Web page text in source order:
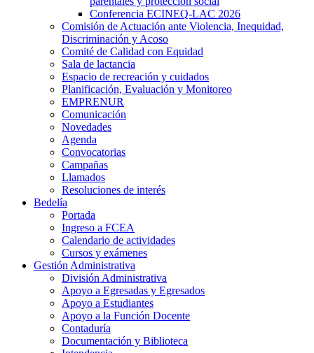
Conferencia ECINEQ-LAC 2026
Comisión de Actuación ante Violencia, Inequidad,
Discriminación y Acoso
Comité de Calidad con Equidad
Sala de lactancia
Espacio de recreación y cuidados
Planificación, Evaluación y Monitoreo
EMPRENUR
Comunicación
Novedades
Agenda
Convocatorias
Campañas
Llamados
Resoluciones de interés
Bedelía
Portada
Ingreso a FCEA
Calendario de actividades
Cursos y exámenes
Gestión Administrativa
División Administrativa
Apoyo a Egresadas y Egresados
Apoyo a Estudiantes
Apoyo a la Función Docente
Contaduría
Documentación y Biblioteca